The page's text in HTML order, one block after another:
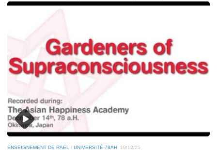
ENSEIGNEMENT DE RAËL / UNIVERSITÉ-78AH 19/12/25